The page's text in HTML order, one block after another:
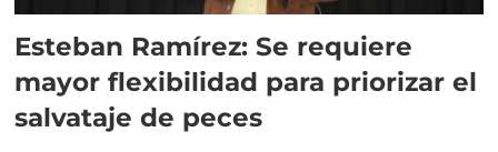
Esteban Ramírez: Se requiere
mayor flexibilidad para priorizar el
salvataje de peces